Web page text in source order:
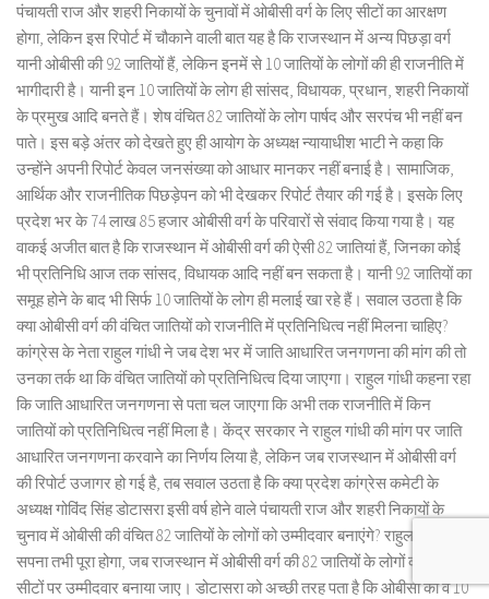
पंचायती राज और शहरी निकायों के चुनावों में ओबीसी वर्ग के लिए सीटों का आरक्षण
होगा, लेकिन इस रिपोर्ट में चौकाने वाली बात यह है कि राजस्थान में अन्य पिछड़ा वर्ग
यानी ओबीसी की 92 जातियों हैं, लेकिन इनमें से 10 जातियों के लोगों की ही राजनीति में
भागीदारी है। यानी इन 10 जातियों के लोग ही सांसद, विधायक, प्रधान, शहरी निकायों
के प्रमुख आदि बनते हैं। शेष वंचित 82 जातियों के लोग पार्षद और सरपंच भी नहीं बन
पाते। इस बड़े अंतर को देखते हुए ही आयोग के अध्यक्ष न्यायाधीश भाटी ने कहा कि
उन्होंने अपनी रिपोर्ट केवल जनसंख्या को आधार मानकर नहीं बनाई है। सामाजिक,
आर्थिक और राजनीतिक पिछड़ेपन को भी देखकर रिपोर्ट तैयार की गई है। इसके लिए
प्रदेश भर के 74 लाख 85 हजार ओबीसी वर्ग के परिवारों से संवाद किया गया है। यह
वाकई अजीत बात है कि राजस्थान में ओबीसी वर्ग की ऐसी 82 जातियां हैं, जिनका कोई
भी प्रतिनिधि आज तक सांसद, विधायक आदि नहीं बन सकता है। यानी 92 जातियों का
समूह होने के बाद भी सिर्फ 10 जातियों के लोग ही मलाई खा रहे हैं। सवाल उठता है कि
क्या ओबीसी वर्ग की वंचित जातियों को राजनीति में प्रतिनिधित्व नहीं मिलना चाहिए?
कांग्रेस के नेता राहुल गांधी ने जब देश भर में जाति आधारित जनगणना की मांग की तो
उनका तर्क था कि वंचित जातियों को प्रतिनिधित्व दिया जाएगा। राहुल गांधी कहना रहा
कि जाति आधारित जनगणना से पता चल जाएगा कि अभी तक राजनीति में किन
जातियों को प्रतिनिधित्व नहीं मिला है। केंद्र सरकार ने राहुल गांधी की मांग पर जाति
आधारित जनगणना करवाने का निर्णय लिया है, लेकिन जब राजस्थान में ओबीसी वर्ग
की रिपोर्ट उजागर हो गई है, तब सवाल उठता है कि क्या प्रदेश कांग्रेस कमेटी के
अध्यक्ष गोविंद सिंह डोटासरा इसी वर्ष होने वाले पंचायती राज और शहरी निकायों के
चुनाव में ओबीसी की वंचित 82 जातियों के लोगों को उम्मीदवार बनाएंगे? राहुल गांधी का
सपना तभी पूरा होगा, जब राजस्थान में ओबीसी वर्ग की 82 जातियों के लोगों को आरक्षित
सीटों पर उम्मीदवार बनाया जाए। डोटासरा को अच्छी तरह पता है कि ओबीसी की वे 10